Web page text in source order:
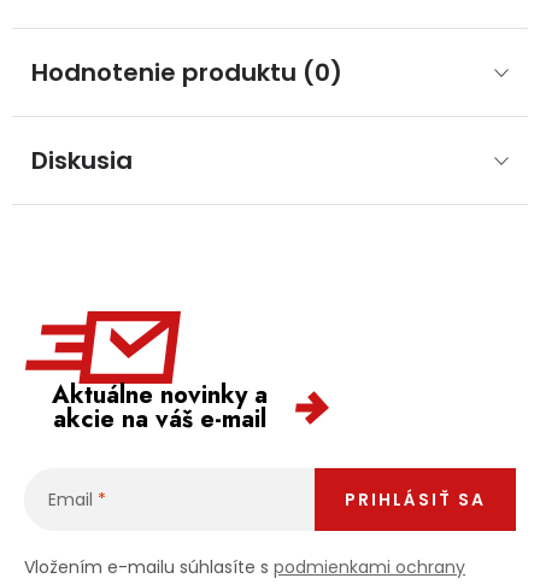
Hodnotenie produktu (0)
Diskusia
Aktuálne novinky a
akcie na váš e-mail
Email
Vložením e-mailu súhlasíte s podmienkami ochrany
PRIHLÁSIŤ SA